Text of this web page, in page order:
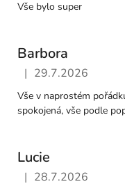
Vše bylo super
Barbora
Hodnocení obchodu
| 29.7.2026
Vše v naprostém
spokojená, vše podle
Lucie
Hodnocení obchodu
| 28.7.2026